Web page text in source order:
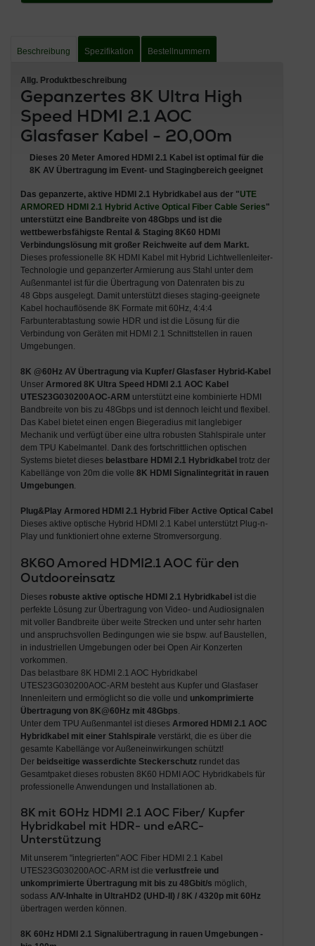
Beschreibung Spezifikation Bestellnummern
Allg. Produktbeschreibung
Gepanzertes 8K Ultra High
Speed HDMI 2.1 AOC
Glasfaser Kabel - 20,00m
Dieses 20 Meter Amored HDMI 2.1 Kabel ist optimal für die
8K AV Übertragung im Event- und Stagingbereich geeignet
Das gepanzerte, aktive HDMI 2.1 Hybridkabel aus der "UTE
ARMORED HDMI 2.1 Hybrid Active Optical Fiber Cable Series"
unterstützt eine Bandbreite von 48Gbps und ist die
wettbewerbsfähigste Rental & Staging 8K60 HDMI
Verbindungslösung mit großer Reichweite auf dem Markt.
Dieses professionelle 8K HDMI Kabel mit Hybrid Lichtwellenleiter-
Technologie und gepanzerter Armierung aus Stahl unter dem
Außenmantel ist für die Übertragung von Datenraten bis zu
48 Gbps ausgelegt. Damit unterstützt dieses staging-geeignete
Kabel hochauflösende 8K Formate mit 60Hz, 4:4:4
Farbunterabtastung sowie HDR und ist die Lösung für die
Verbindung von Geräten mit HDMI 2.1 Schnittstellen in rauen
Umgebungen.
8K @60Hz AV Übertragung via Kupfer/ Glasfaser Hybrid-Kabel
Unser Armored 8K Ultra Speed HDMI 2.1 AOC Kabel
UTES23G030200AOC-ARM unterstützt eine kombinierte HDMI
Bandbreite von bis zu 48Gbps und ist dennoch leicht und flexibel.
Das Kabel bietet einen engen Biegeradius mit langlebiger
Mechanik und verfügt über eine ultra robusten Stahlspirale unter
dem TPU Kabelmantel. Dank des fortschrittlichen optischen
Systems bietet dieses belastbare HDMI 2.1 Hybridkabel trotz der
Kabellänge von 20m die volle 8K HDMI Signalintegrität in rauen
Umgebungen.
Plug&Play Armored HDMI 2.1 Hybrid Fiber Active Optical Cabel
Dieses aktive optische Hybrid HDMI 2.1 Kabel unterstützt Plug-n-
Play und funktioniert ohne externe Stromversorgung.
8K60 Amored HDMI2.1 AOC für den
Outdooreinsatz
Dieses robuste aktive optische HDMI 2.1 Hybridkabel ist die
perfekte Lösung zur Übertragung von Video- und Audiosignalen
mit voller Bandbreite über weite Strecken und unter sehr harten
und anspruchsvollen Bedingungen wie sie bspw. auf Baustellen,
in industriellen Umgebungen oder bei Open Air Konzerten
vorkommen.
Das belastbare 8K HDMI 2.1 AOC Hybridkabel
UTES23G030200AOC-ARM besteht aus Kupfer und Glasfaser
Innenleitern und ermöglicht so die volle und unkomprimierte
Übertragung von 8K@60Hz mit 48Gbps.
Unter dem TPU Außenmantel ist dieses Armored HDMI 2.1 AOC
Hybridkabel mit einer Stahlspirale verstärkt, die es über die
gesamte Kabellänge vor Außeneinwirkungen schützt!
Der beidseitige wasserdichte Steckerschutzrundet das
Gesamtpaket dieses robusten 8K60 HDMI AOC Hybridkabels für
professionelle Anwendungen und Installationen ab.
8K mit 60Hz HDMI 2.1 AOC Fiber/ Kupfer
Hybridkabel mit HDR- und eARC-
Unterstützung
Mit unserem "integrierten" AOC Fiber HDMI 2.1 Kabel
UTES23G030200AOC-ARM ist die verlustfreie und
unkomprimierte Übertragung mit bis zu 48Gbit/s möglich,
sodass A/V-Inhalte in UltraHD2 (UHD-II) / 8K / 4320p mit 60Hz
übertragen werden können.
8K 60Hz HDMI 2.1 Signalübertragung in rauen Umgebungen -